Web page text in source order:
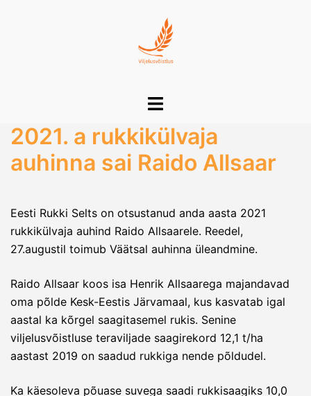
Toggle
2021. a rukkikülvaja
auhinna sai Raido Allsaar
Eesti Rukki Selts on otsustanud anda aasta 2021
rukkikülvaja auhind Raido Allsaarele. Reedel,
27.augustil toimub Väätsal auhinna üleandmine.
Raido Allsaar koos isa Henrik Allsaarega majandavad
oma põlde Kesk-Eestis Järvamaal, kus kasvatab igal
aastal ka kõrgel saagitasemel rukis. Senine
viljelusvõistluse teraviljade saagirekord 12,1 t/ha
aastast 2019 on saadud rukkiga nende põldudel.
Ka käesoleva põuase suvega saadi rukkisaagiks 10,0